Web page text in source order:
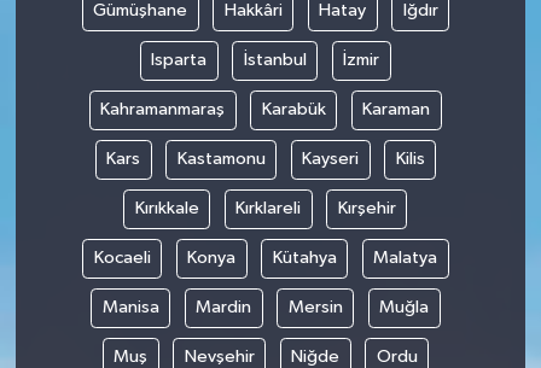
Gümüşhane Hakkâri Hatay Iğdır
Isparta İstanbul İzmir
Kahramanmaraş Karabük Karaman
Kars Kastamonu Kayseri Kilis
Kırıkkale Kırklareli Kırşehir
Kocaeli Konya Kütahya Malatya
Manisa Mardin Mersin Muğla
Muş Nevşehir Niğde Ordu